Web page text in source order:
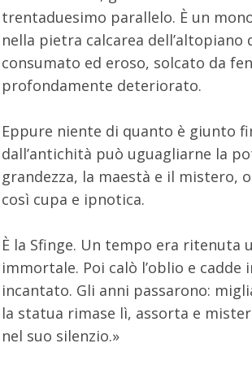
trentaduesimo parallelo. È un
nella pietra calcarea dell’altopiano
consumato ed eroso, solcato da
profondamente deteriorato.
Eppure niente di quanto è giunto
dall’antichità può uguagliarne la
grandezza, la maestà e il mistero,
così cupa e ipnotica.
È la Sfinge. Un tempo era ritenuta
immortale. Poi calò l’oblio e cadde
incantato. Gli anni passarono:
la statua rimase lì, assorta e
nel suo silenzio.»